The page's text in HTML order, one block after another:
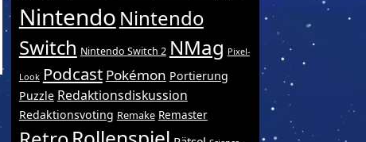
Nintendo Nintendo
Switch Nintendo Switch 2 NMag Pixel-
Look Podcast Pokémon Portierung
Puzzle Redaktionsdiskussion
Redaktionsvoting Remake Remaster